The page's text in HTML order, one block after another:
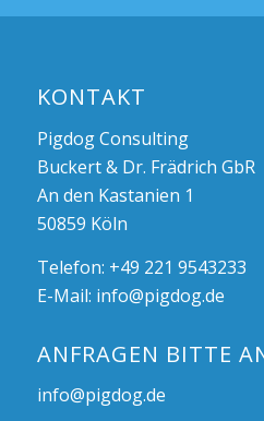
KONTAKT
Pigdog Consulting
Buckert & Dr. Frädrich GbR
An den Kastanien 1
50859 Köln
Telefon: +49 221 9543233
E-Mail: info@pigdog.de
ANFRAGEN BITTE
info@pigdog.de